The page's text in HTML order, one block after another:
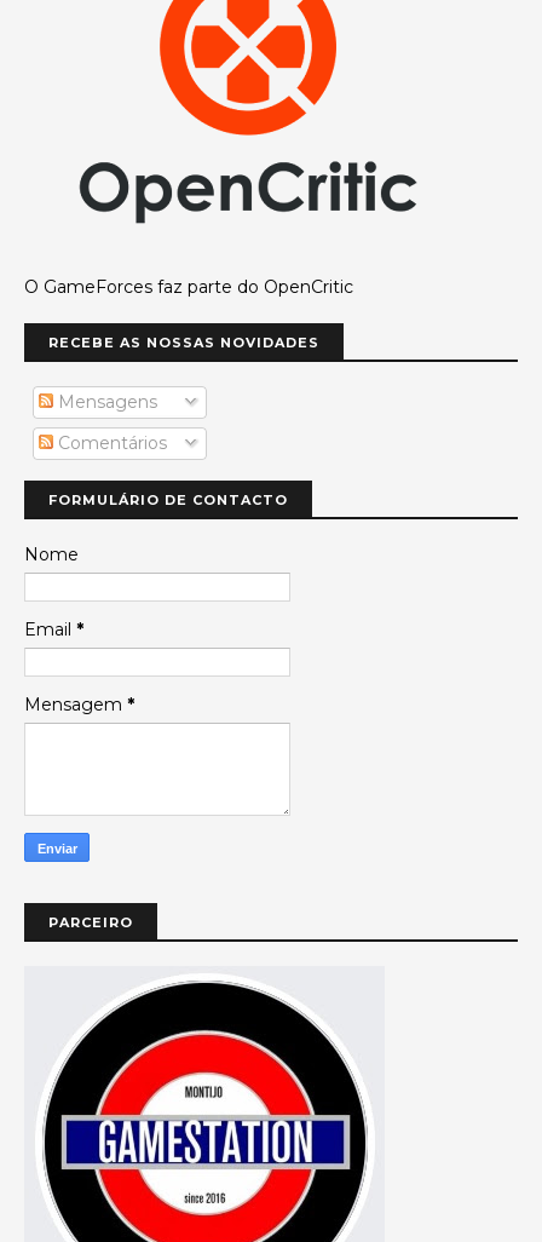
O GameForces faz parte do OpenCritic
RECEBE AS NOSSAS NOVIDADES
Mensagens
Comentários
FORMULÁRIO DE CONTACTO
Nome
Email *
Mensagem *
PARCEIRO